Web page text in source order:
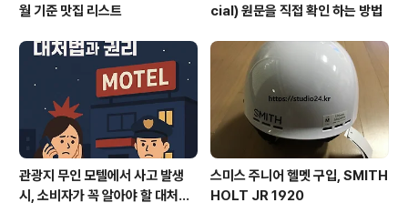
월 기준 맛집 리스트
cial) 원문을 직접 확인 하는 방법
관광지 무인 모텔에서 사고 발생
시, 소비자가 꼭 알아야 할 대처법
스미스 주니어 헬멧 구입, SMITH
HOLT JR 1920